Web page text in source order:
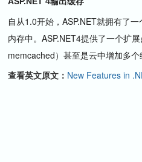
自从1.0开始，ASP.NET就拥有了
内存中。ASP.NET4提供了一个扩
memcached）甚至是云中增加多个
查看英文原文： New Features in